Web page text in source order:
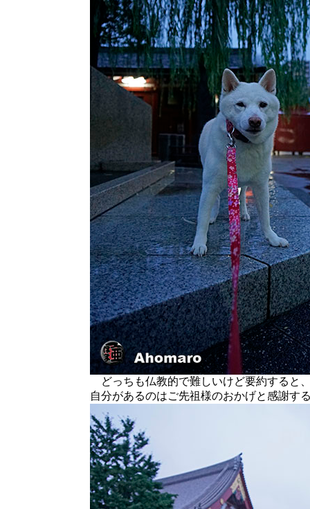
どっちも仏教的で難しいけど要約すると
自分があるのはご先祖様のおかげと感謝す